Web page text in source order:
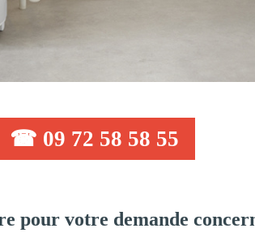
☎ 09 72 58 58 55
pour votre demande